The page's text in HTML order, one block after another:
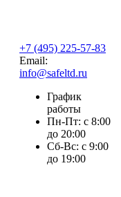
+7 (495) 225-57-83
Email:
info@safeltd.ru
График
работы
Пн-Пт: с 8:00
до 20:00
Сб-Вс: с 9:00
до 19:00